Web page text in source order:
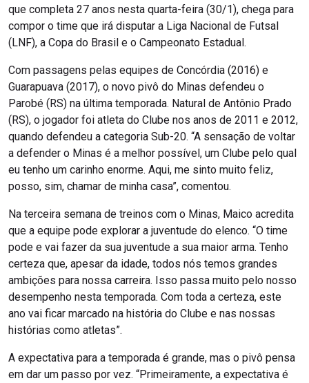
que completa 27 anos nesta quarta-feira (30/1), chega para
compor o time que irá disputar a Liga Nacional de Futsal
(LNF), a Copa do Brasil e o Campeonato Estadual.
Com passagens pelas equipes de Concórdia (2016) e
Guarapuava (2017), o novo pivô do Minas defendeu o
Parobé (RS) na última temporada. Natural de Antônio Prado
(RS), o jogador foi atleta do Clube nos anos de 2011 e 2012,
quando defendeu a categoria Sub-20. “A sensação de voltar
a defender o Minas é a melhor possível, um Clube pelo qual
eu tenho um carinho enorme. Aqui, me sinto muito feliz,
posso, sim, chamar de minha casa”, comentou.
Na terceira semana de treinos com o Minas, Maico acredita
que a equipe pode explorar a juventude do elenco. “O time
pode e vai fazer da sua juventude a sua maior arma. Tenho
certeza que, apesar da idade, todos nós temos grandes
ambições para nossa carreira. Isso passa muito pelo nosso
desempenho nesta temporada. Com toda a certeza, este
ano vai ficar marcado na história do Clube e nas nossas
histórias como atletas”.
A expectativa para a temporada é grande, mas o pivô pensa
em dar um passo por vez. “Primeiramente, a expectativa é